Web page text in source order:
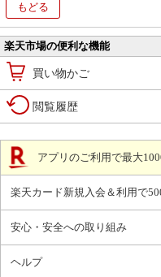
もどる
楽天市場の便利な機能
買い物かご
閲覧履歴
アプリのご利用で最大
楽天カード新規入会＆利用で
安心・安全への取り組み
ヘルプ